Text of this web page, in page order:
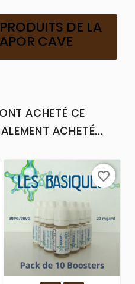
DE LA
CAVE
ACHETÉ CE
ACHETÉ...
favorite_border